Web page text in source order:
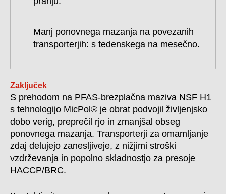
Manj ponovnega mazanja na povezanih
transporterjih: s tedenskega na mesečno.
Zaključek
S prehodom na PFAS-brezplačna maziva NSF H1
s tehnologijo MicPol® je obrat podvojil življenjsko
dobo verig, preprečil rjo in zmanjšal obseg
ponovnega mazanja. Transporterji za omamljanje
zdaj delujejo zanesljiveje, z nižjimi stroški
vzdrževanja in popolno skladnostjo za presoje
HACCP/BRC.